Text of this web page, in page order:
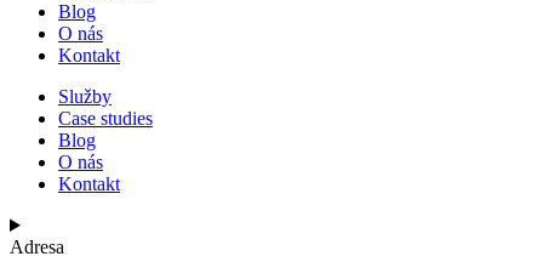
Blog
O nás
Kontakt
Služby
Case studies
Blog
O nás
Kontakt
Adresa